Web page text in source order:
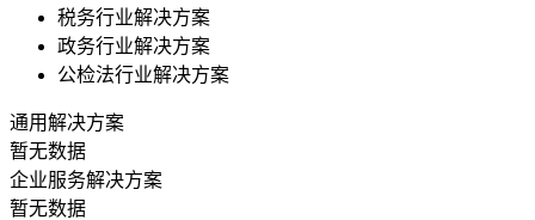
税务行业解决方案
政务行业解决方案
公检法行业解决方案
通用解决方案
暂无数据
企业服务解决方案
暂无数据